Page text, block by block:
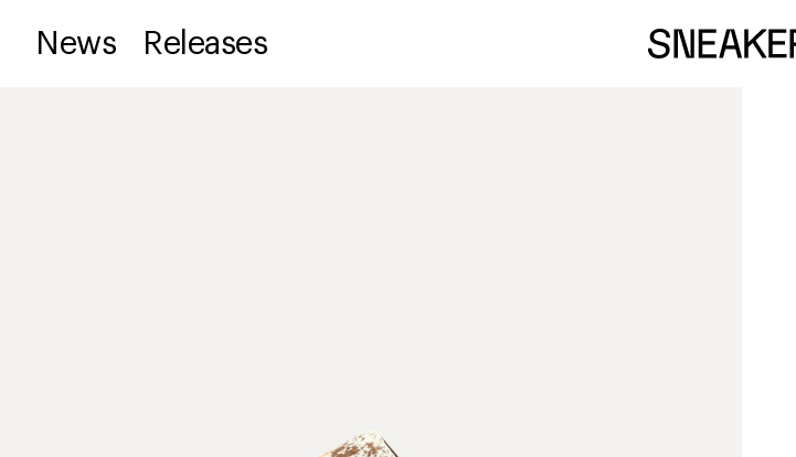
News Releases